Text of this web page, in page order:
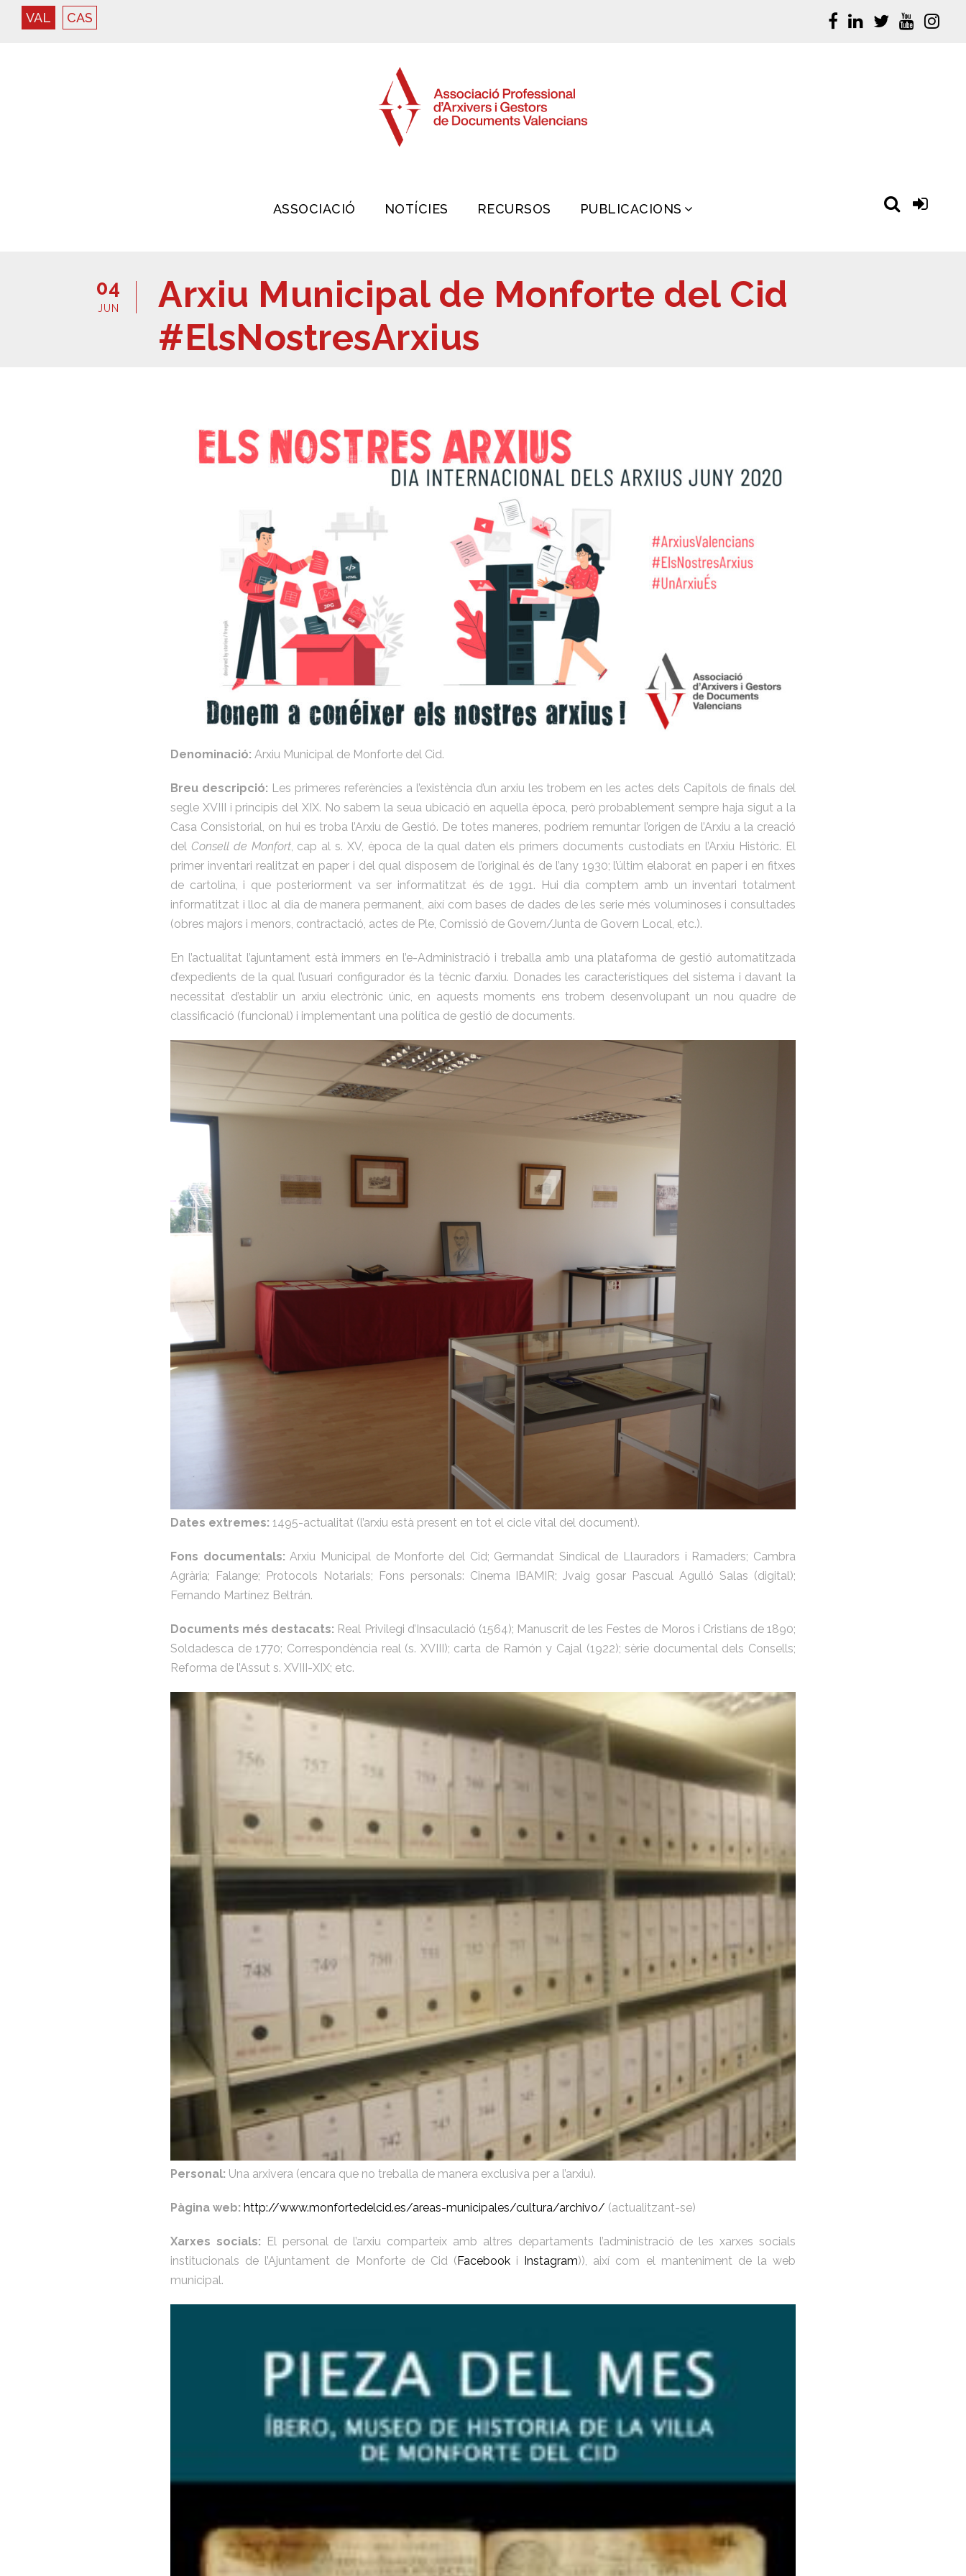
VAL CAS
ASSOCIACIÓ NOTÍCIES RECURSOS PUBLICACIONS
04
JUN
Arxiu Municipal de Monforte del Cid
#ElsNostresArxius
Denominació: Arxiu Municipal de Monforte del Cid.
Breu descripció: Les primeres referències a l’existència d’un arxiu les trobem en les actes dels Capítols de finals del
segle XVIII i principis del XIX. No sabem la seua ubicació en aquella època, però probablement sempre haja sigut a la
Casa Consistorial, on hui es troba l’Arxiu de Gestió. De totes maneres, podríem remuntar l’origen de l’Arxiu a la creació
del Consell de Monfort, cap al s. XV, època de la qual daten els primers documents custodiats en l’Arxiu Històric. El
primer inventari realitzat en paper i del qual disposem de l’original és de l’any 1930; l’últim elaborat en paper i en fitxes
de cartolina, i que posteriorment va ser informatitzat és de 1991. Hui dia comptem amb un inventari totalment
informatitzat i lloc al dia de manera permanent, així com bases de dades de les serie més voluminoses i consultades
(obres majors i menors, contractació, actes de Ple, Comissió de Govern/Junta de Govern Local, etc.).
En l’actualitat l’ajuntament està immers en l’e-Administració i treballa amb una plataforma de gestió automatitzada
d’expedients de la qual l’usuari configurador és la tècnic d’arxiu. Donades les característiques del sistema i davant la
necessitat d’establir un arxiu electrònic únic, en aquests moments ens trobem desenvolupant un nou quadre de
classificació (funcional) i implementant una política de gestió de documents.
Dates extremes: 1495-actualitat (l’arxiu està present en tot el cicle vital del document).
Fons documentals: Arxiu Municipal de Monforte del Cid; Germandat Sindical de Llauradors i Ramaders; Cambra
Agrària; Falange; Protocols Notarials; Fons personals: Cinema IBAMIR; Jvaig gosar Pascual Agulló Salas (digital);
Fernando Martínez Beltrán.
Documents més destacats: Real Privilegi d’Insaculació (1564); Manuscrit de les Festes de Moros i Cristians de 1890;
Soldadesca de 1770; Correspondència real (s. XVIII); carta de Ramón y Cajal (1922); sèrie documental dels Consells;
Reforma de l’Assut s. XVIII-XIX; etc.
Personal: Una arxivera (encara que no treballa de manera exclusiva per a l’arxiu).
Pàgina web: http://www.monfortedelcid.es/areas-municipales/cultura/archivo/ (actualitzant-se)
Xarxes socials: El personal de l’arxiu comparteix amb altres departaments l’administració de les xarxes socials
institucionals de l’Ajuntament de Monforte de Cid (Facebooki Instagram)), així com el manteniment de la web
municipal.